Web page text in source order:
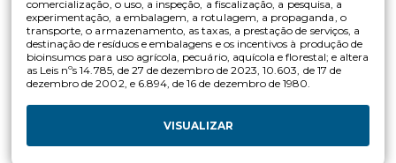
Lei
LEI Nº 15.070, DE 23 DE DEZEMBRO DE 2024
Dispõe sobre a produção, a importação, a exportação, o
comercialização, o uso, a inspeção, a fiscalização, a pesquisa,